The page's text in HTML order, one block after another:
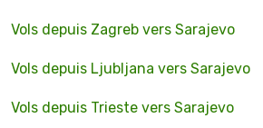
Vols depuis Zagreb vers Sarajevo
Vols depuis Ljubljana vers Sarajevo
Vols depuis Trieste vers Sarajevo